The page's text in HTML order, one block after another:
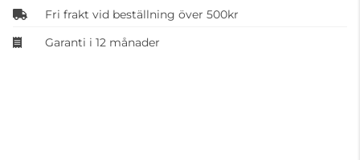
Fri frakt vid beställning över 500kr
Garanti i 12 månader